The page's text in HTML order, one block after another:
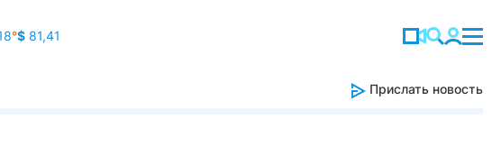
°$81,41
Прислать новость